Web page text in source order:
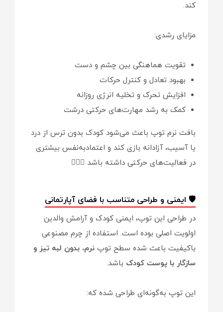
کند.
مزایای رشدی:
تقویت هماهنگی بین چشم و دست
بهبود تعادل و کنترل حرکات
افزایش تحرک و تخلیه انرژی روزانه
کمک به رشد مهارت‌های حرکتی درشت
بافت نرم توپ باعث می‌شود کودک بدون ترس از درد
یا آسیب، آزادانه بازی کند و اعتمادبه‌نفس بیشتری
در فعالیت‌های حرکتی داشته باشد 🤸‍♂️✨
🛡️ ایمنی و طراحی متناسب با فضای آپارتمانی
در طراحی این توپ، ایمنی کودک و آرامش والدین
اولویت اصلی بوده است. استفاده از چرم مصنوعی
باکیفیت باعث شده سطح توپ نرم، بدون لبه تیز و
سازگار با پوست کودک باشد.
این توپ به‌گونه‌ای طراحی شده که: